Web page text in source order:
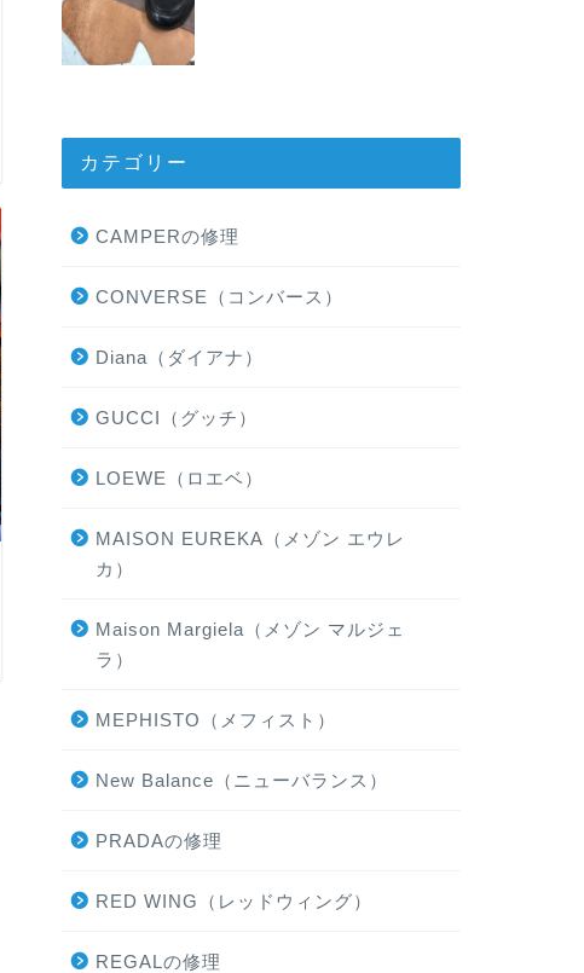
カテゴリー
CAMPERの修理
CONVERSE（コンバース）
Diana（ダイアナ）
GUCCI（グッチ）
LOEWE（ロエベ）
MAISON EUREKA（メゾン エウレ
カ）
Maison Margiela（メゾン マルジェ
ラ）
MEPHISTO（メフィスト）
New Balance（ニューバランス）
PRADAの修理
RED WING（レッドウィング）
REGALの修理